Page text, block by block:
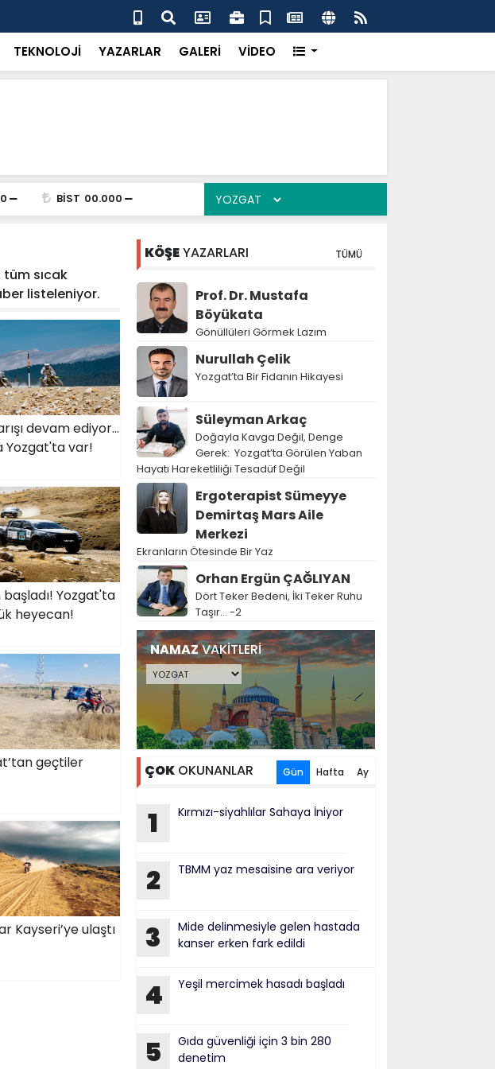
Karaarslan'dan UMKE'ye övgü
TEKNOLOJİ YAZARLAR GALERİ VİDEO
BİST 00.000
sıcak
listeleniyor.
devam ediyor...
Yozgat'ta var!
başladı! Yozgat'ta
heyecan!
geçtiler
Kayseri’ye ulaştı
KÖŞEYAZARLARI TÜMÜ
Prof. Dr. Mustafa
Böyükata
Gönüllüleri Görmek Lazım
Nurullah Çelik
Yozgat’ta Bir Fidanın Hikayesi
Süleyman Arkaç
Doğayla Kavga Değil, Denge
Gerek: Yozgat’ta Görülen Yaban
Hayatı Hareketliliği Tesadüf Değil
Ergoterapist Sümeyye
Demirtaş Mars Aile
Merkezi
Ekranların Ötesinde Bir Yaz
Orhan Ergün ÇAĞLIYAN
Dört Teker Bedeni, İki Teker Ruhu
Taşır… -2
NAMAZVAKİTLERİ
ÇOKOKUNANLAR Gün Hafta Ay
1 Kırmızı-siyahlılar Sahaya İniyor
2 TBMM yaz mesaisine ara veriyor
3
Mide delinmesiyle gelen hastada
kanser erken fark edildi
4 Yeşil mercimek hasadı başladı
5
Gıda güvenliği için 3 bin 280
denetim